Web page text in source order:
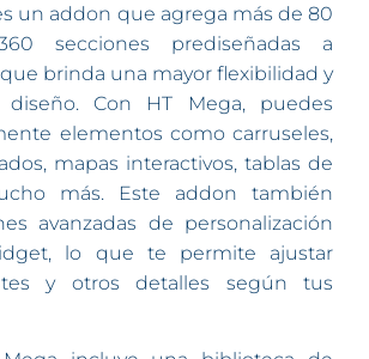
un addon que agrega más de 80
secciones prediseñadas a
brinda una mayor flexibilidad y
Con HT Mega, puedes
elementos como carruseles,
mapas interactivos, tablas de
más. Este addon también
avanzadas de personalización
lo que te permite ajustar
y otros detalles según tus